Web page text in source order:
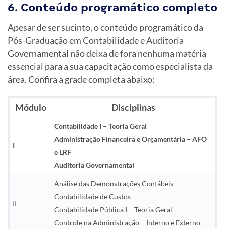
6. Conteúdo programático completo
Apesar de ser sucinto, o conteúdo programático da
Pós-Graduação em Contabilidade e Auditoria
Governamental não deixa de fora nenhuma matéria
essencial para a sua capacitação como especialista da
área. Confira a grade completa abaixo:
Módulo Disciplinas
I
Contabilidade I – Teoria Geral
Administração Financeira e Orçamentária – AFO
e LRF
Auditoria Governamental
II
Análise das Demonstrações Contábeis
Contabilidade de Custos
Contabilidade Pública I – Teoria Geral
Controle na Administração – Interno e Externo